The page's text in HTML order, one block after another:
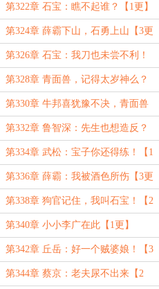
第322章 石宝：瞧不起谁？【1更】
第324章 薛霸下山，石勇上山【3更
求月票】
第326章 石宝：我刀也未尝不利！
【2更】
第328章 青面兽，记得太岁神么？
【1更】
第330章 牛邦喜犹豫不决，青面兽
马赛回旋【3更求月票】
第332章 鲁智深：先生也想造反？
【2更】
第334章 武松：宝子你还得练！【1
更】
第336章 薛霸：我被酒色所伤【3更
求月票】
第338章 狗官记住，我叫石宝！【2
更】
第340章 小小李广在此【1更】
第342章 丘岳：好一个贼婆娘！【3
更求月票】
第344章 蔡京：老夫尿不出来【2